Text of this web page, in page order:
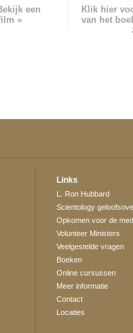
een
»
Klik hier
van het
Links
L. Ron Hubbard
Scientology
Opkomen voor de
Volunteer Ministers
Veelgestelde vragen
Boeken
Online cursussen
Meer informatie
Contact
Locaties